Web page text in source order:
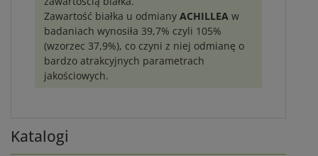
Katalogi
Zawartość białka u odmiany ACHILLEAw
badaniach wynosiła 39,7% czyli 105%
(wzorzec 37,9%), co czyni z niej odmianę o
bardzo atrakcyjnych parametrach
jakościowych.